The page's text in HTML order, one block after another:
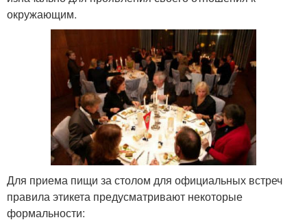
окружающим.
Для приема пищи за столом для официальных встреч
правила этикета предусматривают некоторые
формальности: